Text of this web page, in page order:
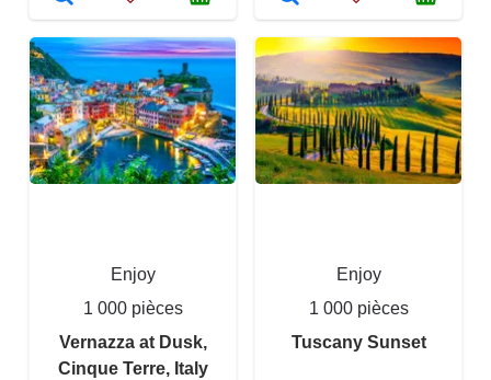
Enjoy
1 000 pièces
Vernazza at Dusk,
Cinque Terre, Italy
Enjoy
1 000 pièces
Tuscany Sunset